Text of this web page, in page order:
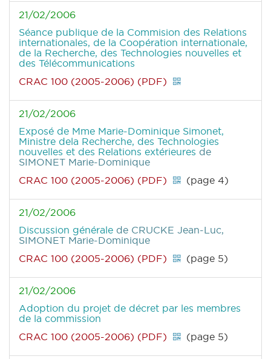
21/02/2006
Séance publique de la Commision des Relations
internationales, de la Coopération internationale,
de la Recherche, des Technologies nouvelles et
des Télécommunications
CRAC 100 (2005-2006) (PDF)
21/02/2006
Exposé de Mme Marie-Dominique Simonet,
Ministre dela Recherche, des Technologies
nouvelles et des Relations extérieures de
SIMONET Marie-Dominique
CRAC 100 (2005-2006) (PDF)
(page 4)
21/02/2006
Discussion générale de CRUCKE Jean-Luc,
SIMONET Marie-Dominique
CRAC 100 (2005-2006) (PDF)
(page 5)
21/02/2006
Adoption du projet de décret par les membres
de la commission
CRAC 100 (2005-2006) (PDF)
(page 5)